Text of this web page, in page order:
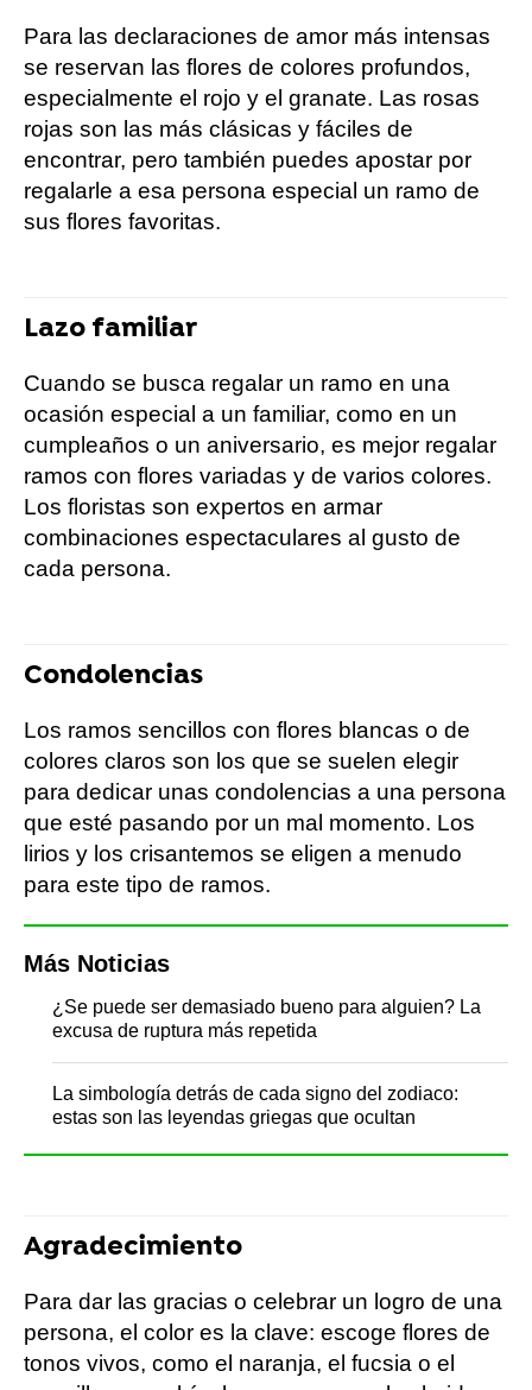
Para las declaraciones de amor más intensas
se reservan las flores de colores profundos,
especialmente el rojo y el granate. Las rosas
rojas son las más clásicas y fáciles de
encontrar, pero también puedes apostar por
regalarle a esa persona especial un ramo de
sus flores favoritas.
Lazo familiar
Cuando se busca regalar un ramo en una
ocasión especial a un familiar, como en un
cumpleaños o un aniversario, es mejor regalar
ramos con flores variadas y de varios colores.
Los floristas son expertos en armar
combinaciones espectaculares al gusto de
cada persona.
Condolencias
Los ramos sencillos con flores blancas o de
colores claros son los que se suelen elegir
para dedicar unas condolencias a una persona
que esté pasando por un mal momento. Los
lirios y los crisantemos se eligen a menudo
para este tipo de ramos.
Más Noticias
¿Se puede ser demasiado bueno para alguien? La
excusa de ruptura más repetida
La simbología detrás de cada signo del zodiaco:
estas son las leyendas griegas que ocultan
Agradecimiento
Para dar las gracias o celebrar un logro de una
persona, el color es la clave: escoge flores de
tonos vivos, como el naranja, el fucsia o el